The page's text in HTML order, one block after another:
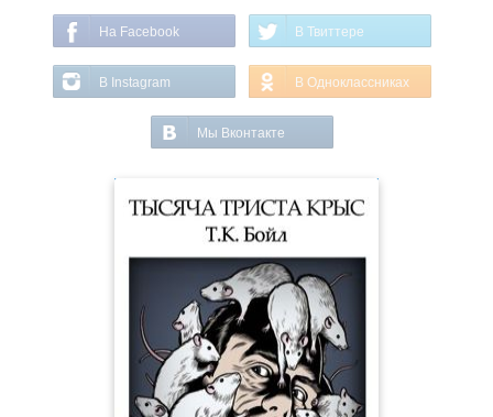
На Facebook В Твиттере
В Instagram В Одноклассниках
Мы Вконтакте